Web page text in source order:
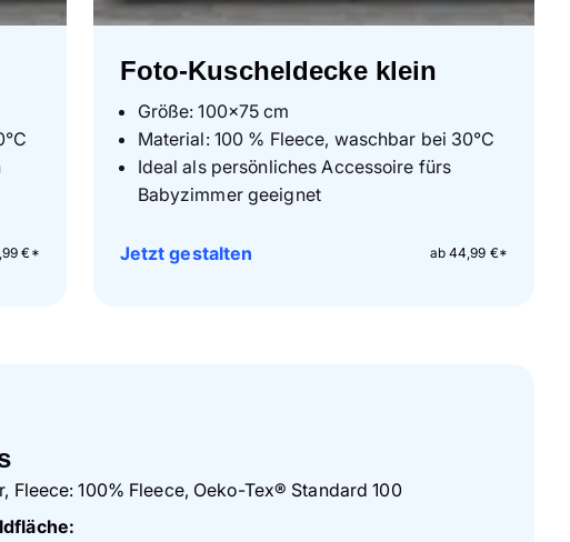
€*
Foto-Kuscheldecke klein
Größe: 100×75 cm
Material: 100 % Fleece, waschbar bei 30°C
Ideal als persönliches Accessoire fürs
Babyzimmer geeignet
ab 44,99 €*
Jetzt gestalten
Fleece: 100% Fleece, Oeko-Tex® Standard 100